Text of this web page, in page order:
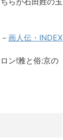
画人伝・INDEX
ン!雅と俗:京の